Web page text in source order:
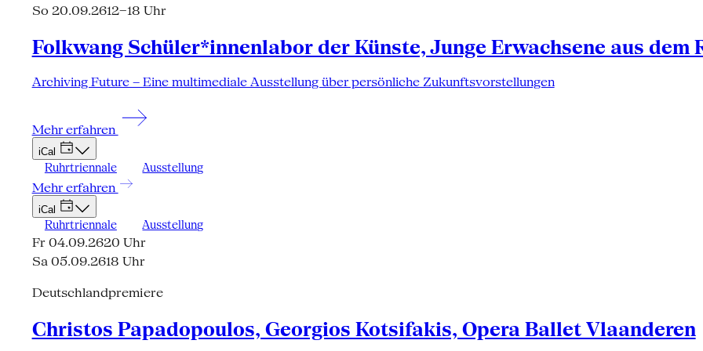
So 20.09.2612–18 Uhr
Folkwang Schüler*innenlabor der Künste, Junge Erwachsene aus dem
Archiving Future – Eine multimediale Ausstellung über persönliche Zukunftsvorstellungen
Mehr erfahren
iCal
Ruhrtriennale Ausstellung
Mehr erfahren
iCal
Ruhrtriennale Ausstellung
Fr 04.09.2620 Uhr
Sa 05.09.2618 Uhr
Deutschlandpremiere
Christos Papadopoulos, Georgios Kotsifakis, Opera Ballet Vlaanderen